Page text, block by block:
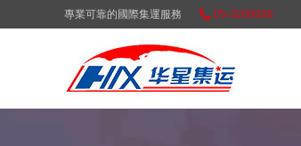
專業可靠的國際集運服務 05-3208089